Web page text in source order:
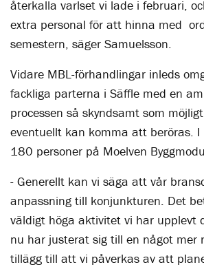
återkalla varlset vi lade i februari,
extra personal för att hinna med
semestern, säger Samuelsson.
Vidare MBL-förhandlingar inleds
fackliga parterna i Säffle med en
processen så skyndsamt som
eventuellt kan komma att beröras.
180 personer på Moelven
- Generellt kan vi säga att vår
anpassning till konjunkturen. Det
väldigt höga aktivitet vi har upplevt
nu har justerat sig till en något mer
tillägg till att vi påverkas av att